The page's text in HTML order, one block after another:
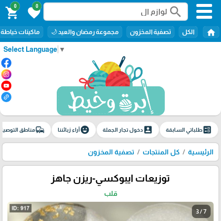
Select Language ▼
search
0
favorite
0
shopping_cart
home الكل تصفية المخزون مجموعة رمضان والعيد 🌙 ماكينات خياطة
ballotطلباتي السابقة account_boxدخول تجار الجملة emoji_emotionsآراء زبائننا commuteمناطق
الرئيسية كل المنتجات تصفية المخزون
توزيعات ايبوكسي-ريزن جاهز
قلب
3 / 7